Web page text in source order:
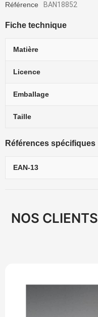
Référence
BAN18852
Fiche technique
Matière
Licence
Emballage
Taille
Références spécifiques
EAN-13
NOS